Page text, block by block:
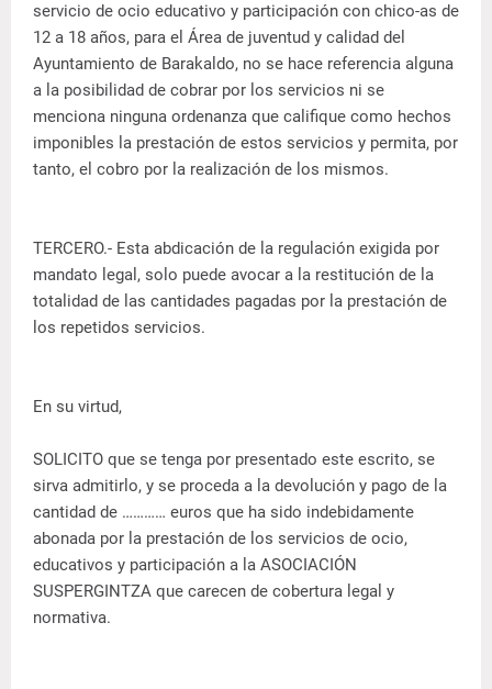
servicio de ocio educativo y participación con chico-as de
12 a 18 años, para el Área de juventud y calidad del
Ayuntamiento de Barakaldo, no se hace referencia alguna
a la posibilidad de cobrar por los servicios ni se
menciona ninguna ordenanza que califique como hechos
imponibles la prestación de estos servicios y permita, por
tanto, el cobro por la realización de los mismos.
TERCERO.- Esta abdicación de la regulación exigida por
mandato legal, solo puede avocar a la restitución de la
totalidad de las cantidades pagadas por la prestación de
los repetidos servicios.
En su virtud,
SOLICITO que se tenga por presentado este escrito, se
sirva admitirlo, y se proceda a la devolución y pago de la
cantidad de ………… euros que ha sido indebidamente
abonada por la prestación de los servicios de ocio,
educativos y participación a la ASOCIACIÓN
SUSPERGINTZA que carecen de cobertura legal y
normativa.